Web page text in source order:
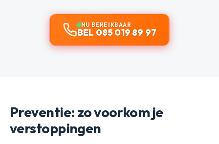
NU BEREIKBAAR
BEL 085 019 89 97
Preventie: zo voorkom je
verstoppingen